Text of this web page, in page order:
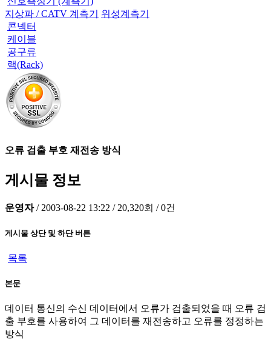
지상파 / CATV 계측기
위성계측기
콘넥터
케이블
공구류
랙(Rack)
오류 검출 부호 재전송 방식
게시물 정보
운영자 / 2003-08-22 13:22 / 20,320회 / 0건
게시물 상단 및 하단 버튼
목록
본문
데이터 통신의 수신 데이터에서 오류가 검출되었을 때 오류 검
출 부호를 사용하여 그 데이터를 재전송하고 오류를 정정하는
방식